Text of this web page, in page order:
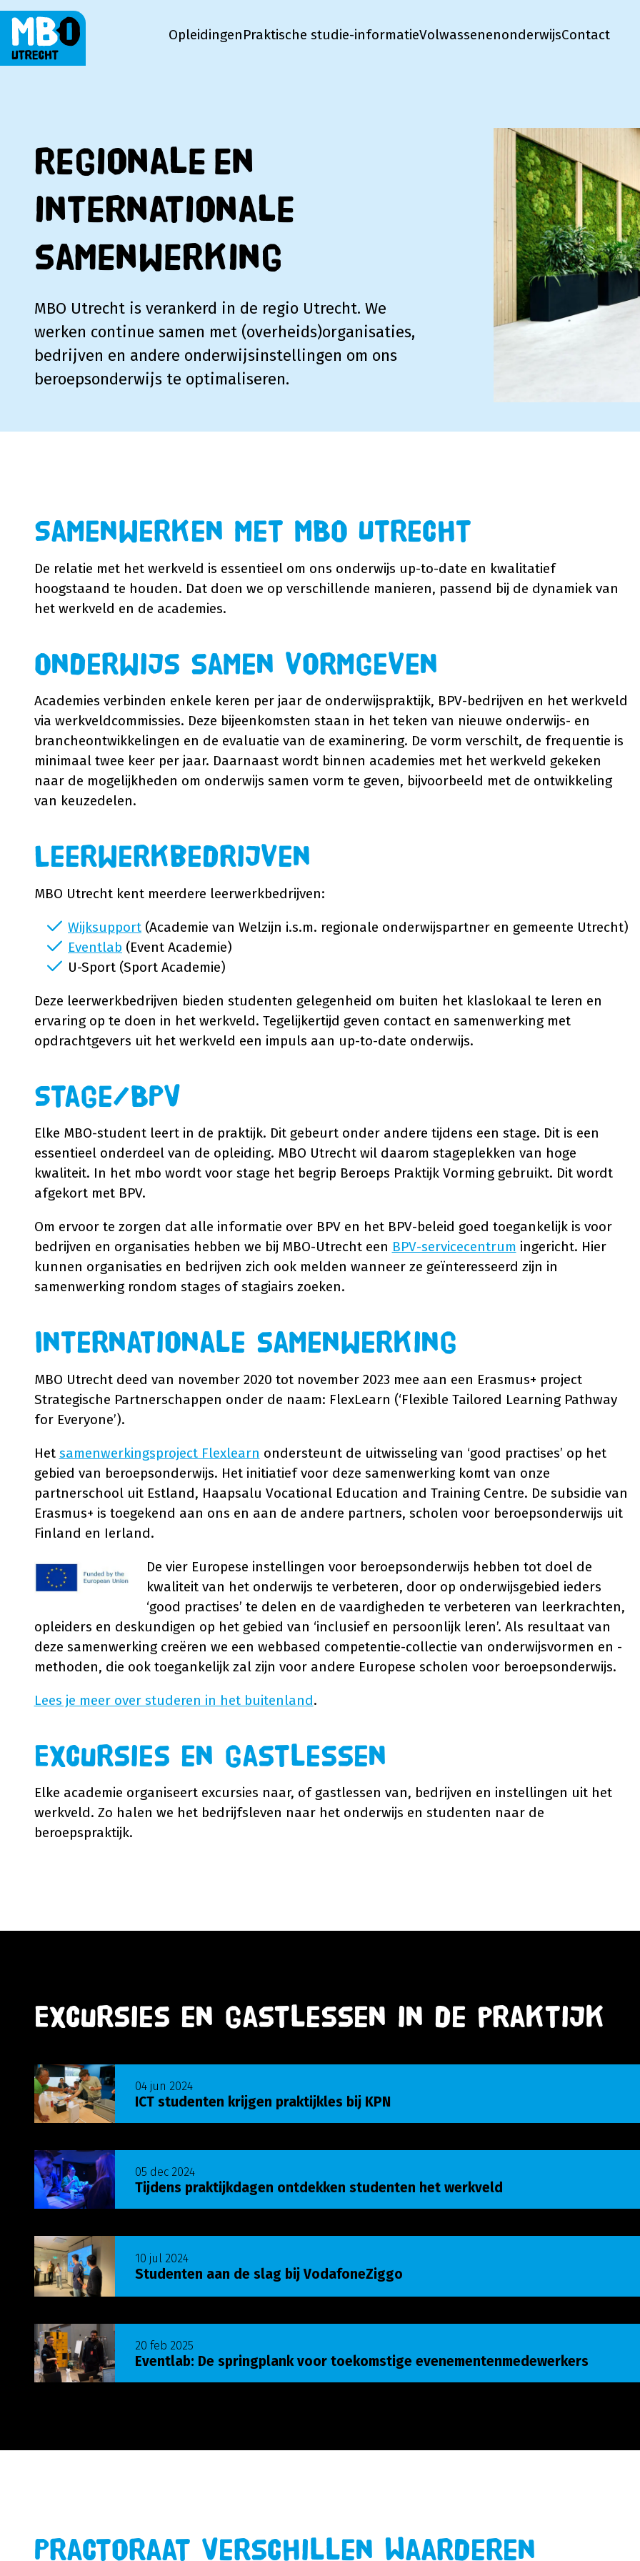
OpleidingenPraktische studie-informatieVolwassenenonderwijsContact
Regionale en
internationale
samenwerking
MBO Utrecht is verankerd in de regio Utrecht. We
werken continue samen met (overheids)organisaties,
bedrijven en andere onderwijsinstellingen om ons
beroepsonderwijs te optimaliseren.
Samenwerken met MBO Utrecht
De relatie met het werkveld is essentieel om ons onderwijs up-to-date en kwalitatief
hoogstaand te houden. Dat doen we op verschillende manieren, passend bij de dynamiek van
het werkveld en de academies.
Onderwijs samen vormgeven
Academies verbinden enkele keren per jaar de onderwijspraktijk, BPV-bedrijven en het werkveld
via werkveldcommissies. Deze bijeenkomsten staan in het teken van nieuwe onderwijs- en
brancheontwikkelingen en de evaluatie van de examinering. De vorm verschilt, de frequentie is
minimaal twee keer per jaar. Daarnaast wordt binnen academies met het werkveld gekeken
naar de mogelijkheden om onderwijs samen vorm te geven, bijvoorbeeld met de ontwikkeling
van keuzedelen.
Leerwerkbedrijven
MBO Utrecht kent meerdere leerwerkbedrijven:
Wijksupport (Academie van Welzijn i.s.m. regionale onderwijspartner en gemeente Utrecht)
Eventlab (Event Academie)
U-Sport (Sport Academie)
Deze leerwerkbedrijven bieden studenten gelegenheid om buiten het klaslokaal te leren en
ervaring op te doen in het werkveld. Tegelijkertijd geven contact en samenwerking met
opdrachtgevers uit het werkveld een impuls aan up-to-date onderwijs.
Stage/BPV
Elke MBO-student leert in de praktijk. Dit gebeurt onder andere tijdens een stage. Dit is een
essentieel onderdeel van de opleiding. MBO Utrecht wil daarom stageplekken van hoge
kwaliteit. In het mbo wordt voor stage het begrip Beroeps Praktijk Vorming gebruikt. Dit wordt
afgekort met BPV.
Om ervoor te zorgen dat alle informatie over BPV en het BPV-beleid goed toegankelijk is voor
bedrijven en organisaties hebben we bij MBO-Utrecht een BPV-servicecentrum ingericht. Hier
kunnen organisaties en bedrijven zich ook melden wanneer ze geïnteresseerd zijn in
samenwerking rondom stages of stagiairs zoeken.
Internationale samenwerking
MBO Utrecht deed van november 2020 tot november 2023 mee aan een Erasmus+ project
Strategische Partnerschappen onder de naam: FlexLearn (‘Flexible Tailored Learning Pathway
for Everyone’).
Het samenwerkingsproject Flexlearn ondersteunt de uitwisseling van ‘good practises’ op het
gebied van beroepsonderwijs. Het initiatief voor deze samenwerking komt van onze
partnerschool uit Estland, Haapsalu Vocational Education and Training Centre. De subsidie ​​van
Erasmus+ is toegekend aan ons en aan de andere partners, scholen voor beroepsonderwijs uit
Finland en Ierland.
De vier Europese instellingen voor beroepsonderwijs hebben tot doel de
kwaliteit van het onderwijs te verbeteren, door op onderwijsgebied ieders
‘good practises’ te delen en de vaardigheden te verbeteren van leerkrachten,
opleiders en deskundigen op het gebied van ‘inclusief en persoonlijk leren’. Als resultaat van
deze samenwerking creëren we een webbased competentie-collectie van onderwijsvormen en -
methoden, die ook toegankelijk zal zijn voor andere Europese scholen voor beroepsonderwijs.
Lees je meer over studeren in het buitenland.
Excursies en gastlessen
Elke academie organiseert excursies naar, of gastlessen van, bedrijven en instellingen uit het
werkveld. Zo halen we het bedrijfsleven naar het onderwijs en studenten naar de
beroepspraktijk.
Excursies en gastlessen in de praktijk
ICT studenten krijgen praktijkles bij KPN
04 jun 2024
Lees meer over ICT studenten krijgen praktijkles bij KPN
Tijdens praktijkdagen ontdekken studenten het werkveld
05 dec 2024
Lees meer over Tijdens praktijkdagen ontdekken studenten het werkveld
Studenten aan de slag bij VodafoneZiggo
10 jul 2024
Lees meer over Studenten aan de slag bij VodafoneZiggo
Eventlab: De springplank voor toekomstige evenementenmedewerkers
20 feb 2025
Lees meer over Eventlab: De springplank voor toekomstige evenementenmedewerkers
Practoraat Verschillen Waarderen